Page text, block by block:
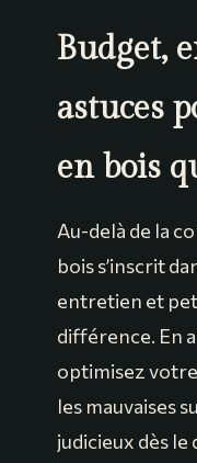
Budget,
astuces
en bois
Au-delà de la
bois s’inscrit
entretien et
différence. En
optimisez
les mauvaises
judicieux dès